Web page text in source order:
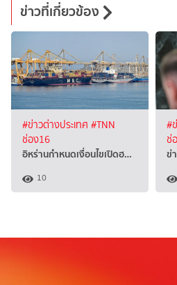
ข่าวที่เกี่ยวข้อง
#ข่าวต่างประเทศ #TNN
ช่อง16
อิหร่านกำหนดเงื่อนไขเปิดฮ…
10
#
ช่
ข่